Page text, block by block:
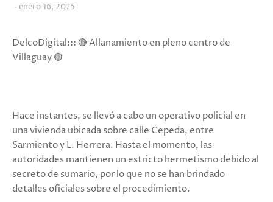
enero 16, 2025
DelcoDigital::: 🔴 Allanamiento en pleno centro de
Villaguay 🔴
Hace instantes, se llevó a cabo un operativo policial en
una vivienda ubicada sobre calle Cepeda, entre
Sarmiento y L. Herrera. Hasta el momento, las
autoridades mantienen un estricto hermetismo debido al
secreto de sumario, por lo que no se han brindado
detalles oficiales sobre el procedimiento.